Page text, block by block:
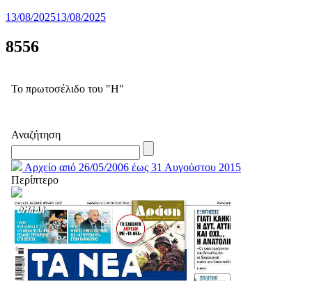
13/08/202513/08/2025
8556
Το πρωτοσέλιδο του "Η"
Αναζήτηση
Αρχείο από 26/05/2006 έως 31 Αυγούστου 2015
Περίπτερο